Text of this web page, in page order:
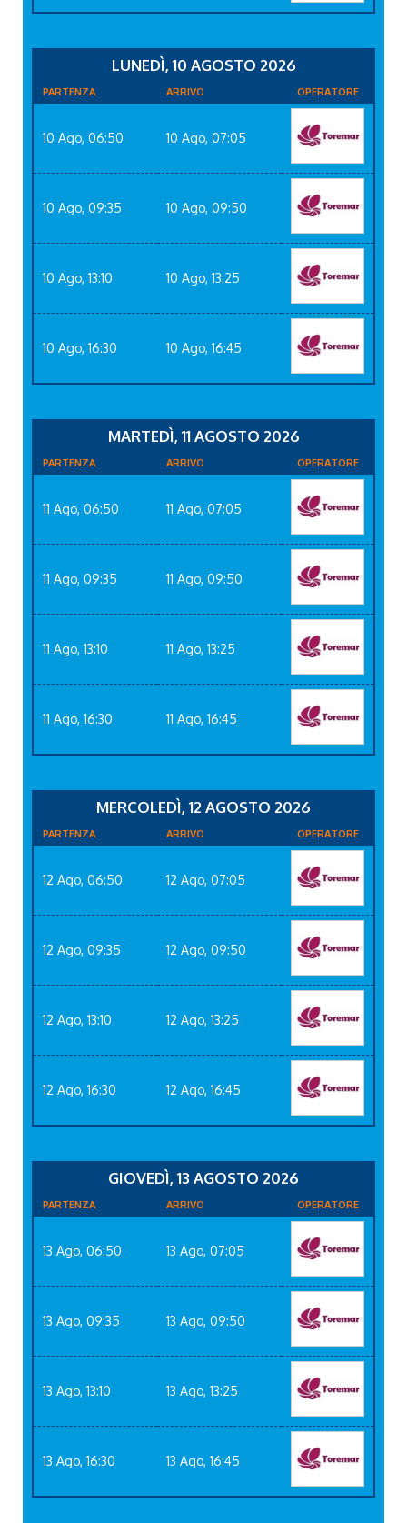
LUNEDÌ, 10 AGOSTO 2026
PARTENZA ARRIVO OPERATORE
10 Ago, 06:50 10 Ago, 07:05
10 Ago, 09:35 10 Ago, 09:50
10 Ago, 13:10 10 Ago, 13:25
10 Ago, 16:30 10 Ago, 16:45
MARTEDÌ, 11 AGOSTO 2026
PARTENZA ARRIVO OPERATORE
11 Ago, 06:50 11 Ago, 07:05
11 Ago, 09:35 11 Ago, 09:50
11 Ago, 13:10 11 Ago, 13:25
11 Ago, 16:30 11 Ago, 16:45
MERCOLEDÌ, 12 AGOSTO 2026
PARTENZA ARRIVO OPERATORE
12 Ago, 06:50 12 Ago, 07:05
12 Ago, 09:35 12 Ago, 09:50
12 Ago, 13:10 12 Ago, 13:25
12 Ago, 16:30 12 Ago, 16:45
GIOVEDÌ, 13 AGOSTO 2026
PARTENZA ARRIVO OPERATORE
13 Ago, 06:50 13 Ago, 07:05
13 Ago, 09:35 13 Ago, 09:50
13 Ago, 13:10 13 Ago, 13:25
13 Ago, 16:30 13 Ago, 16:45